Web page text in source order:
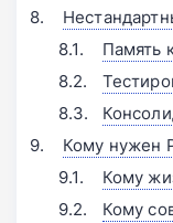
Память
Кому нужен
Кому
Кому